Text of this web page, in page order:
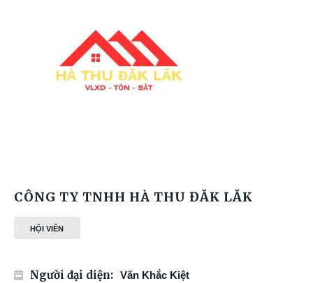
CÔNG TY TNHH HÀ THU ĐĂK LĂK
HỘI VIÊN
Người đại diện: Văn Khắc Kiệt